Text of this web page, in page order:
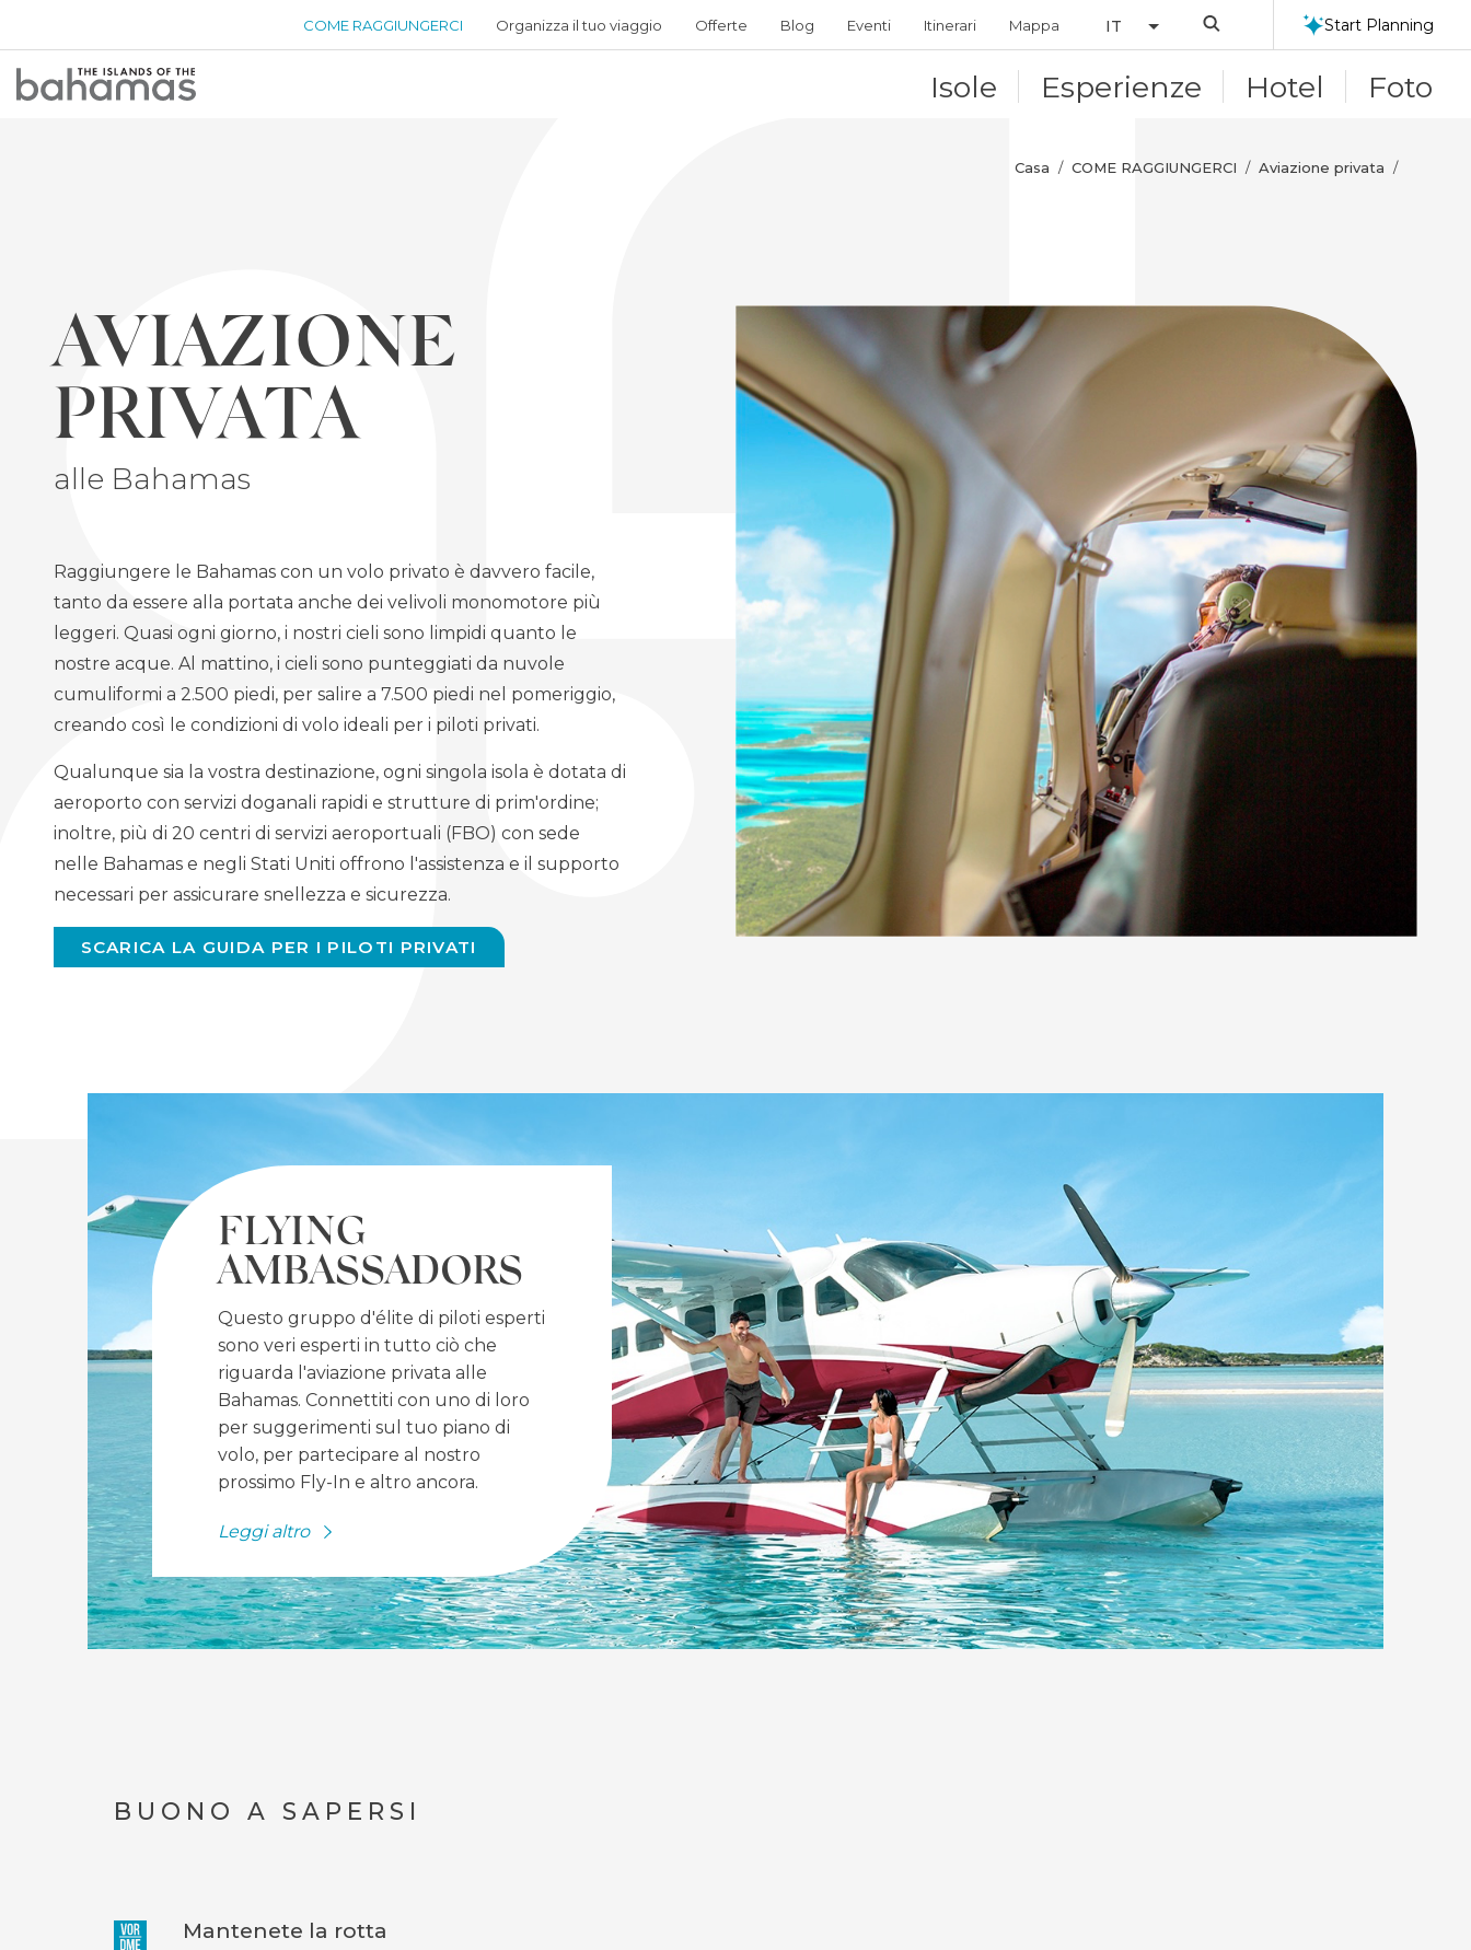
Isole Esperienze Hotel Foto
COME RAGGIUNGERCI Organizza il tuo viaggio Offerte Blog Eventi Itinerari Mappa IT Start Planning
Casa / COME RAGGIUNGERCI / Aviazione privata /
AVIAZIONE
PRIVATA
alle Bahamas
Raggiungere le Bahamas con un volo privato è davvero facile,
tanto da essere alla portata anche dei velivoli monomotore più
leggeri. Quasi ogni giorno, i nostri cieli sono limpidi quanto le
nostre acque. Al mattino, i cieli sono punteggiati da nuvole
cumuliformi a 2.500 piedi, per salire a 7.500 piedi nel pomeriggio,
creando così le condizioni di volo ideali per i piloti privati.
Qualunque sia la vostra destinazione, ogni singola isola è dotata di
aeroporto con servizi doganali rapidi e strutture di prim'ordine;
inoltre, più di 20 centri di servizi aeroportuali (FBO) con sede
nelle Bahamas e negli Stati Uniti offrono l'assistenza e il supporto
necessari per assicurare snellezza e sicurezza.
SCARICA LA GUIDA PER I PILOTI PRIVATI
(OPENS
FLYING
AMBASSADORS
Questo gruppo d'élite di piloti esperti
sono veri esperti in tutto ciò che
riguarda l'aviazione privata alle
Bahamas. Connettiti con uno di loro
per suggerimenti sul tuo piano di
volo, per partecipare al nostro
prossimo Fly-In e altro ancora.
Leggi altro
BUONO A SAPERSI
Mantenete la rotta